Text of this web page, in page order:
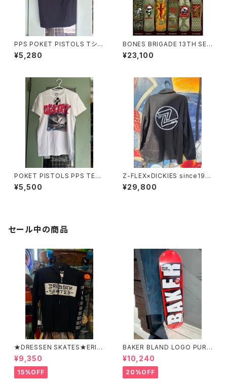
PPS POKET PISTOLS Tシャ
ツ
¥5,280
BONES BRIGADE 13TH SER
IES DECK COMPLETE SET
ボーンズ・ブリゲード デッキ Po
¥23,100
POKET PISTOLS PPS TEE t
シャツ
¥5,500
Z-FLEX×DICKIES since197
6s Skate コーチジャケット U
SA
¥29,800
セール中の商品
★DRESSEN SKATES★ERIC
DRESSEN BLACK ZIP HOO
D PARKER ドレッセンスケーツ
スケート エリックドレッセン
ブラック フードパーカー フー
¥9,350
15%OFF
BAKER BLAND LOGO PURP
LE DECK 8.0 ベイカー ブラ
ンド ロゴ パープル デッ
キ 8インチ スケートボード ス
ケボー
¥10,240
20%OFF